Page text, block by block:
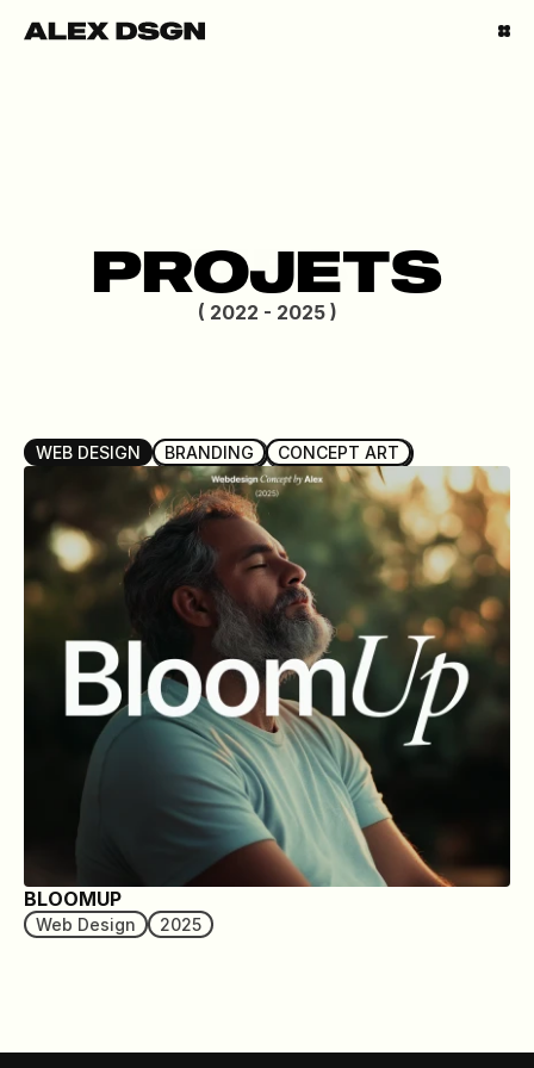
MES
PROJETS
( 2022 - 2025 )
WEB DESIGN BRANDING CONCEPT ART
BLOOMUP
Web Design 2025